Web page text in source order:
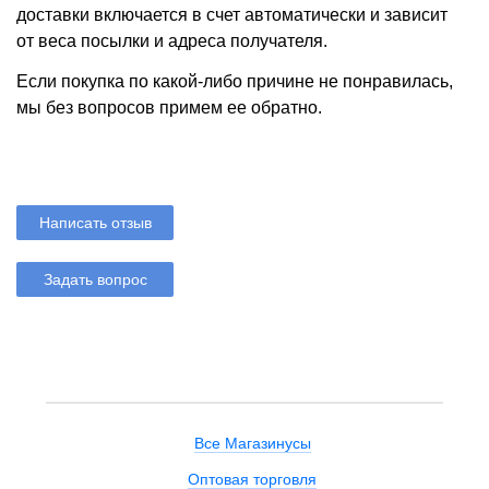
доставки включается в счет автоматически и зависит
от веса посылки и адреса получателя.
Если покупка по какой-либо причине не понравилась,
мы без вопросов примем ее обратно.
Написать отзыв
Задать вопрос
Все Магазинусы
Оптовая торговля